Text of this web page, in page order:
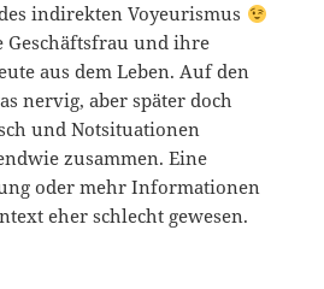
indirekten Voyeurismus
Geschäftsfrau und ihre
aus dem Leben. Auf den
nervig, aber später doch
und Notsituationen
zusammen. Eine
oder mehr Informationen
eher schlecht gewesen.